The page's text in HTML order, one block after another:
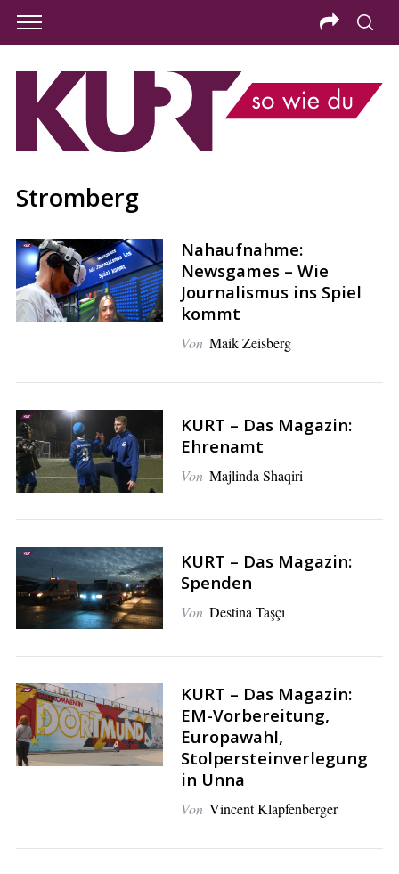
Stromberg
Nahaufnahme:
Newsgames – Wie
Journalismus ins Spiel
kommt
Von Maik Zeisberg
KURT – Das Magazin:
Ehrenamt
Von Majlinda Shaqiri
KURT – Das Magazin:
Spenden
Von Destina Taşçı
KURT – Das Magazin:
EM-Vorbereitung,
Europawahl,
Stolpersteinverlegung
in Unna
Von Vincent Klapfenberger